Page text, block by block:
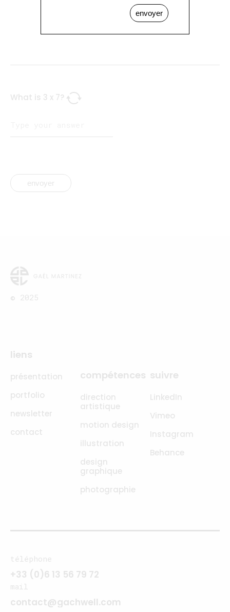
envoyer
What is 3 x 7?
envoyer
© 2025
liens
présentation
portfolio
newsletter
contact
compétences
direction
artistique
motion design
illustration
design
graphique
photographie
suivre
LinkedIn
Vimeo
Instagram
Behance
téléphone
+33 (0)6 13 56 79 72
mail
contact@gachwell.com